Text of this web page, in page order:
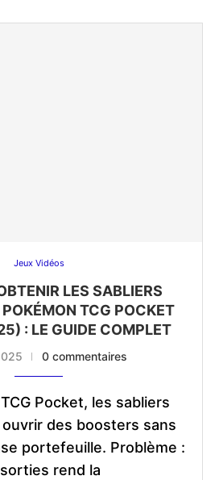
Jeux Vidéos
LES SABLIERS
TCG POCKET
: LE GUIDE COMPLET
0 commentaires
Pocket, les sabliers
des boosters sans
portefeuille. Problème :
rend la